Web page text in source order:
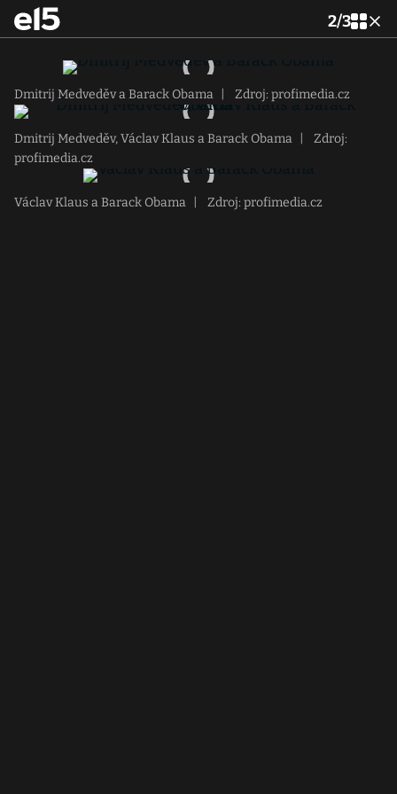
2/3
Dmitrij Medveděv a Barack Obama Zdroj: profimedia.cz
Dmitrij Medveděv, Václav Klaus a Barack Obama
Zdroj:
profimedia.cz
Václav Klaus a Barack Obama Zdroj: profimedia.cz